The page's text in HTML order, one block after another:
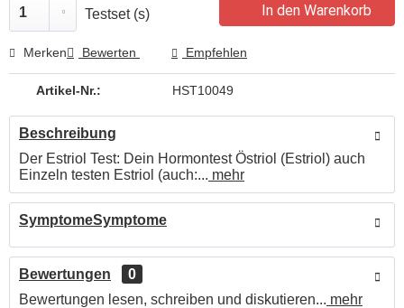
Testset (s) In den Warenkorb
Merken Bewerten Empfehlen
Artikel-Nr.: HST10049
Beschreibung
Der Estriol Test: Dein Hormontest Östriol (Estriol) auch
Einzeln testen Estriol (auch:... mehr
SymptomeSymptome
Bewertungen
0
Bewertungen lesen, schreiben und diskutieren... mehr